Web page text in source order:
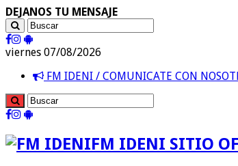
DEJANOS TU MENSAJE
viernes 07/08/2026
FM IDENI / COMUNICATE CON
FM IDENI SITIO